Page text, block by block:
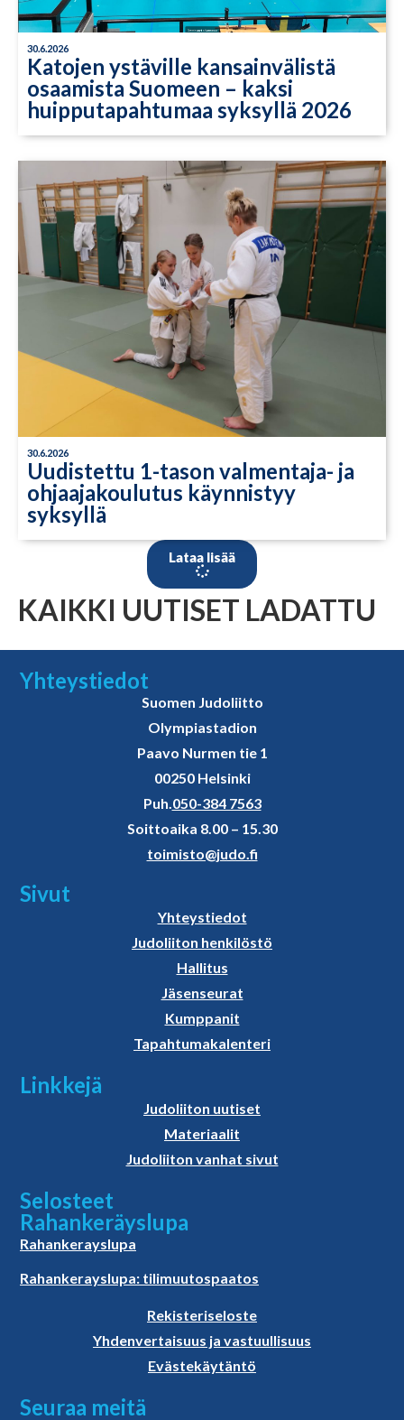
30.6.2026
Katojen ystäville kansainvälistä
osaamista Suomeen – kaksi
huipputapahtumaa syksyllä 2026
30.6.2026
Uudistettu 1-tason valmentaja- ja
ohjaajakoulutus käynnistyy
syksyllä
Lataa lisää
KAIKKI UUTISET LADATTU
Yhteystiedot
Suomen Judoliitto
Olympiastadion
Paavo Nurmen tie 1
00250 Helsinki
Puh.050-384 7563
Soittoaika 8.00 – 15.30
toimisto@judo.fi
Sivut
Yhteystiedot
Judoliiton henkilöstö
Hallitus
Jäsenseurat
Kumppanit
Tapahtumakalenteri
Linkkejä
Judoliiton uutiset
Materiaalit
Judoliiton vanhat sivut
Selosteet
Rahankeräyslupa
Rahankerayslupa
Rahankerayslupa: tilimuutospaatos
Rekisteriseloste
Yhdenvertaisuus ja vastuullisuus
Evästekäytäntö
Seuraa meitä